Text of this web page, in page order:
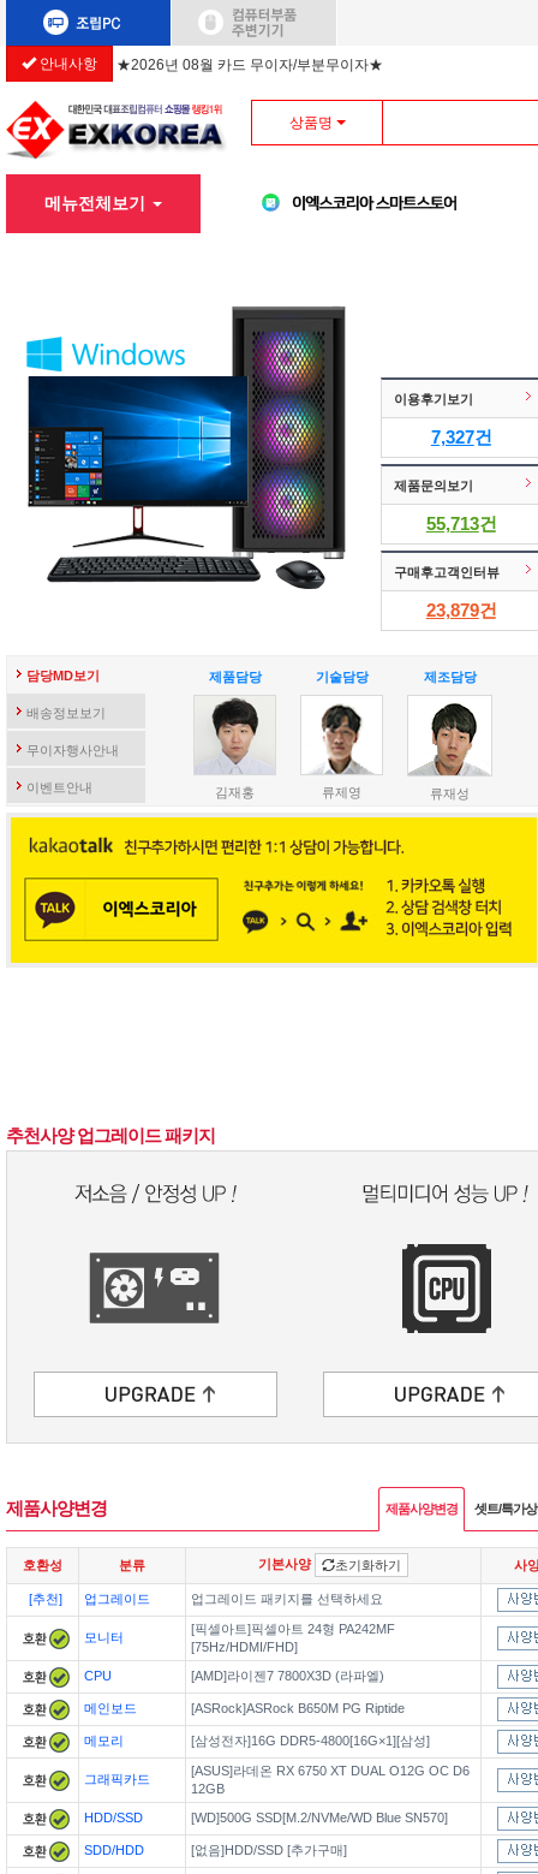
안내사항 ★2026년 08월 카드 무이자/부분무이자★
상품명
메뉴전체보기
이용후기보기
7,327건
제품문의보기
55,713건
구매후고객인터뷰
23,879건
담당MD보기
배송정보보기
무이자행사안내
이벤트안내
제품담당
김재홍
기술담당
류제영
제조담당
류재성
추천사양 업그레이드 패키지
제품사양변경 제품사양변경 셋트/특가
호환성 분류 기본사양 초기화하기 사
[추천] 업그레이드 업그레이드 패키지를 선택하세요
모니터
[픽셀아트]픽셀아트 24형 PA242MF
[75Hz/HDMI/FHD]
CPU
[AMD]라이젠7 7800X3D (라파엘)
메인보드 [ASRock]ASRock B650M PG Riptide
메모리 [삼성전자]16G DDR5-4800[16G×1][삼성]
그래픽카드
[ASUS]라데온 RX 6750 XT DUAL O12G OC D6
12GB
HDD/SSD
[WD]500G SSD[M.2/NVMe/WD Blue SN570]
SDD/HDD [없음]HDD/SSD [추가구매]